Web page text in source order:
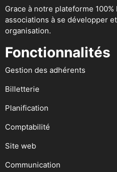
Grace à notre plateforme
associations à se développer
organisation.
Fonctionnalités
Gestion des adhérents
Billetterie
Planification
Comptabilité
Site web
Communication